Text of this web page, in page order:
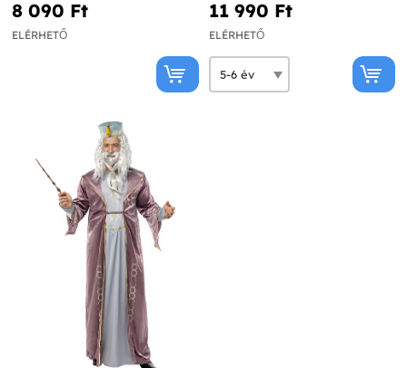
8 090 Ft‎
ELÉRHETŐ
11 990 Ft‎
ELÉRHETŐ